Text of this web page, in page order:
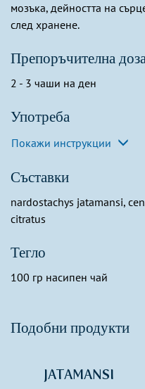
мозъка, дейността на
след хранене.
Препоръчителна
2 - 3 чаши на ден
Употреба
Покажи инструкции
Съставки
nardostachys jatamansi,
citratus
Тегло
100 гр насипен чай
Подобни продукти
JATAMANSI